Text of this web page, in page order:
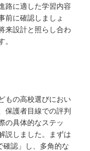
路に適した学習内容
前に確認しましょ
来設計と照らし合わ
もの高校選びにおい
保護者目線での評判
の具体的なステッ
説しました。まずは
確認」し、多角的な